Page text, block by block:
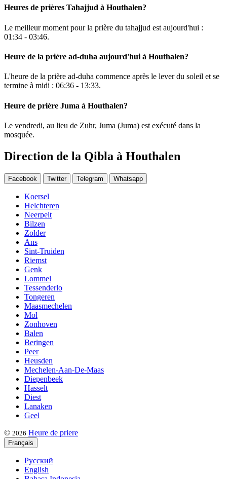
Heures de prières Tahajjud à Houthalen?
Le meilleur moment pour la prière du tahajjud est aujourd'hui :
01:34 - 03:46.
Heure de la prière ad-duha aujourd'hui à Houthalen?
L'heure de la prière ad-duha commence après le lever du soleil et se
termine à midi : 06:36 - 13:33.
Heure de prière Juma à Houthalen?
Le vendredi, au lieu de Zuhr, Juma (Juma) est exécuté dans la
mosquée.
Direction de la Qibla à Houthalen
Facebook Twitter Telegram Whatsapp
Koersel
Helchteren
Neerpelt
Bilzen
Zolder
Ans
Sint-Truiden
Riemst
Genk
Lommel
Tessenderlo
Tongeren
Maasmechelen
Mol
Zonhoven
Balen
Beringen
Peer
Heusden
Mechelen-Aan-De-Maas
Diepenbeek
Hasselt
Diest
Lanaken
Geel
© 2026 Heure de priere
Français
Русский
English